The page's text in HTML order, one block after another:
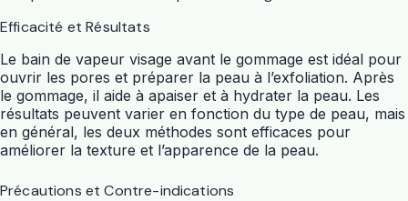
Efficacité et Résultats
Le bain de vapeur visage avant le gommage est idéal pour
ouvrir les pores et préparer la peau à l’exfoliation. Après
le gommage, il aide à apaiser et à hydrater la peau. Les
résultats peuvent varier en fonction du type de peau, mais
en général, les deux méthodes sont efficaces pour
améliorer la texture et l’apparence de la peau.
Précautions et Contre-indications